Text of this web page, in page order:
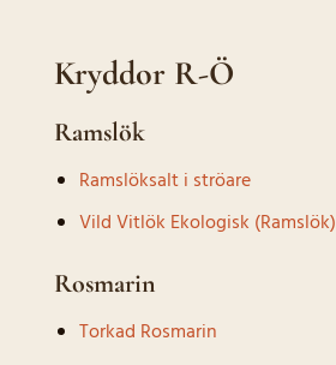
Kryddor R-Ö
Ramslök
Ramslöksalt i ströare
Vild Vitlök Ekologisk (Ramslök)
Rosmarin
Torkad Rosmarin